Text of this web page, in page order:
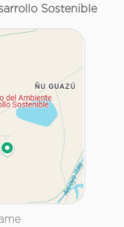
Sostenible